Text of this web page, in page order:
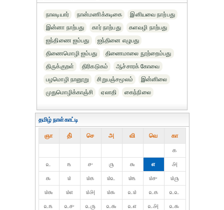
நாலடியார் நான்மணிக்கடிகை
இனியவை நாற்பது
இன்னா நாற்பது
கார் நாற்பது
களவழி நாற்பது
ஐந்திணை ஐம்பது
ஐந்தினை எழுபது
திணைமொழி ஐம்பது
திணைமாலை நூற்றைம்பது
திருக்குறள்
திரிகடுகம்
ஆச்சாரக் கோவை
பழமொழி நானூறு
சிறுபஞ்சமூலம்
இன்னிலை
முதுமொழிக்காஞ்சி
ஏலாதி கைந்நிலை
தமிழ் நாள்காட்டி
ஞா தி் செ அ வி வெ கா
௧
௨
௩ ௪ ௫ ௬ ௭
௮
௯
௰ ௰௧ ௰௨ ௰௩ ௰௪
௰௫
௰௬
௰௭ ௰௮ ௰௯ ௨௰ ௨௧
௨௨
௨௩
௨௪ ௨௫ ௨௬ ௨௭ ௨௮
௨௯